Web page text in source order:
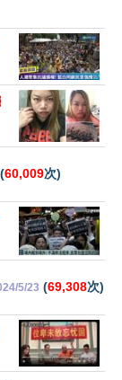
(60,009次)
5/23 (69,308次)